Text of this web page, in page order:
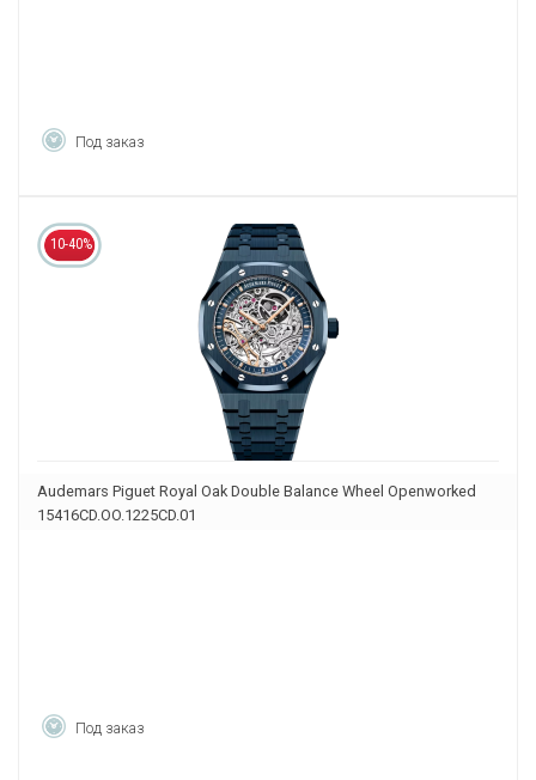
Под заказ
10-40%
Audemars Piguet Royal Oak Double Balance Wheel Openworked
15416CD.OO.1225CD.01
Под заказ